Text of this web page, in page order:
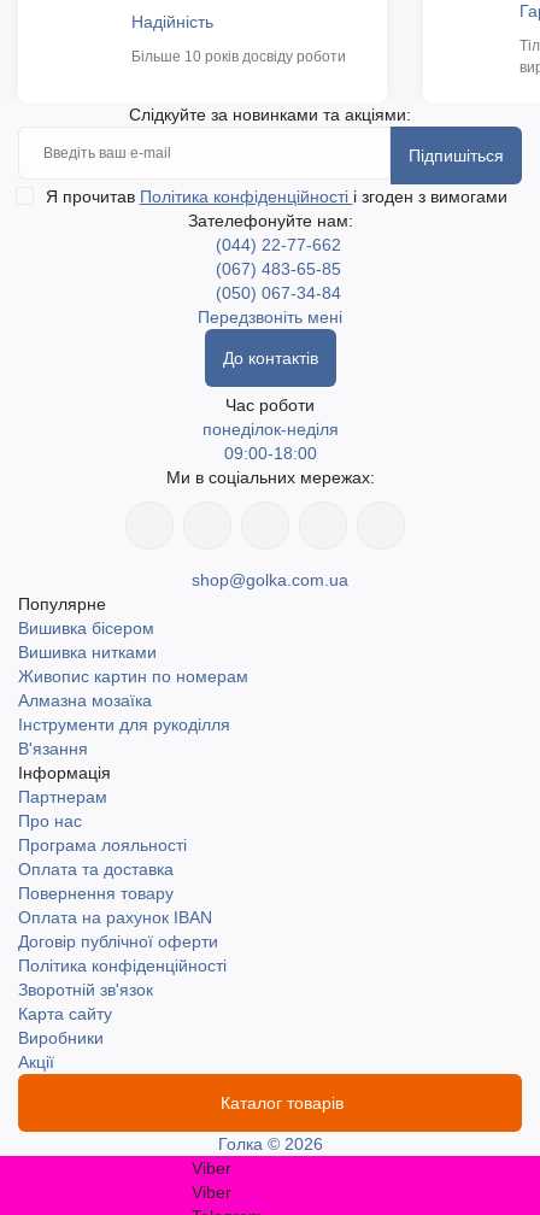
Надійність
Більше 10 років досвіду роботи
Слідкуйте за новинками та акціями:
Підпишіться
Я прочитав Політика конфіденційності і згоден з вимогами
Зателефонуйте нам:
(044) 22-77-662
(067) 483-65-85
(050) 067-34-84
Передзвоніть мені
До контактів
Час роботи
понеділок-неділя
09:00-18:00
Ми в соціальних мережах:
shop@golka.com.ua
Популярне
Вишивка бісером
Вишивка нитками
Живопис картин по номерам
Алмазна мозаїка
Інструменти для рукоділля
В'язання
Інформація
Партнерам
Про нас
Програма лояльності
Оплата та доставка
Повернення товару
Оплата на рахунок IBAN
Договір публічної оферти
Політика конфіденційності
Зворотній зв'язок
Карта сайту
Виробники
Акції
Каталог товарів
Голка © 2026
Viber
Viber